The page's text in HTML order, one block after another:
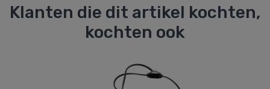
Klanten die dit artikel kochten,
kochten ook